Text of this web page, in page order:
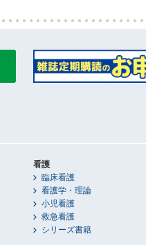
看護
臨床看護
看護学・理論
小児看護
救急看護
シリーズ書籍